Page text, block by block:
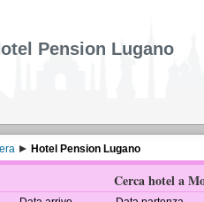
Pension Lugano
Hotel Pension Lugano
Cerca hotel a